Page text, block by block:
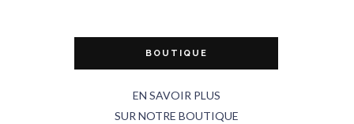
BOUTIQUE
EN SAVOIR PLUS
SUR NOTRE BOUTIQUE